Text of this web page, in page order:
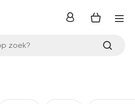
zoek?
inloggen